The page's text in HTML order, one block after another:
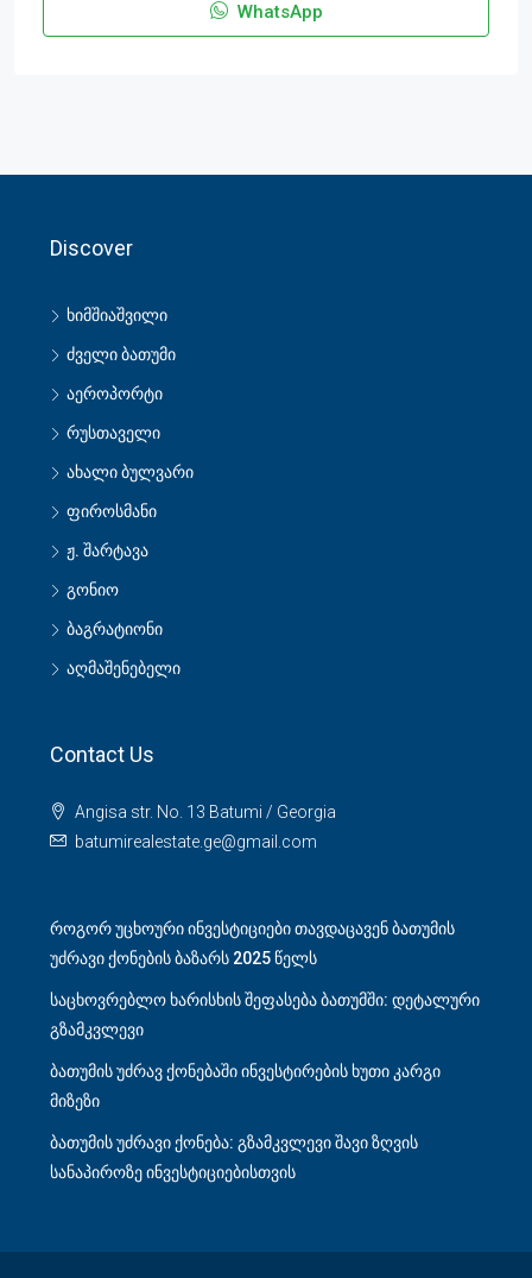
WhatsApp
Discover
ხიმშიაშვილი
ძველი ბათუმი
აეროპორტი
რუსთაველი
ახალი ბულვარი
ფიროსმანი
ჟ. შარტავა
გონიო
ბაგრატიონი
აღმაშენებელი
Contact Us
Angisa str. No. 13 Batumi / Georgia
batumirealestate.ge@gmail.com
როგორ უცხოური ინვესტიციები თავდაცავენ ბათუმის
უძრავი ქონების ბაზარს 2025 წელს
საცხოვრებლო ხარისხის შეფასება ბათუმში: დეტალური
გზამკვლევი
ბათუმის უძრავ ქონებაში ინვესტირების ხუთი კარგი
მიზეზი
ბათუმის უძრავი ქონება: გზამკვლევი შავი ზღვის
სანაპიროზე ინვესტიციებისთვის